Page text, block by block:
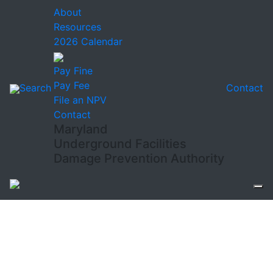
Search
About
Resources
2026 Calendar
Pay Fine
Pay Fee
File an NPV
Contact
Maryland
Underground Facilities
Damage Prevention Authority
Contact